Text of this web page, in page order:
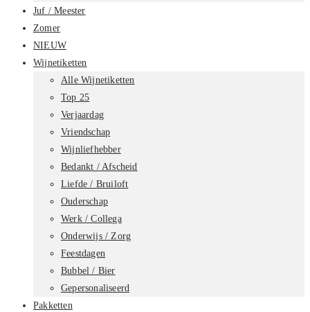
Juf / Meester
Zomer
NIEUW
Wijnetiketten
Alle Wijnetiketten
Top 25
Verjaardag
Vriendschap
Wijnliefhebber
Bedankt / Afscheid
Liefde / Bruiloft
Ouderschap
Werk / Collega
Onderwijs / Zorg
Feestdagen
Bubbel / Bier
Gepersonaliseerd
Pakketten